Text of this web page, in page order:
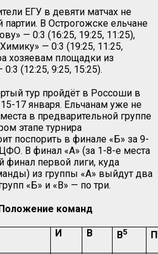
ЕГУ в девяти матчах не
В Острогожске ельчане
— 0:3 (16:25, 19:25, 11:25),
— 0:3 (19:25, 11:25,
хозяевам площадки из
(12:25, 9:25, 15:25).
тур пройдёт в Россоши в
17 января. Ельчанам уже не
в предварительной группе
этапе турнира
поспорить в финале «Б» за 9-
В финал «А» (за 1-8-е места
первой лиги, куда
из группы «А» выйдут два
«Б» и «В» — по три.
команд
И В В5 П